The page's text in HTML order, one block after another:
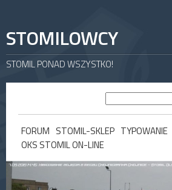
STOMILOWCY
STOMIL PONAD WSZYSTKO!
FORUM STOMIL-SKLEP TYPOWANIE
OKS STOMIL ON-LINE